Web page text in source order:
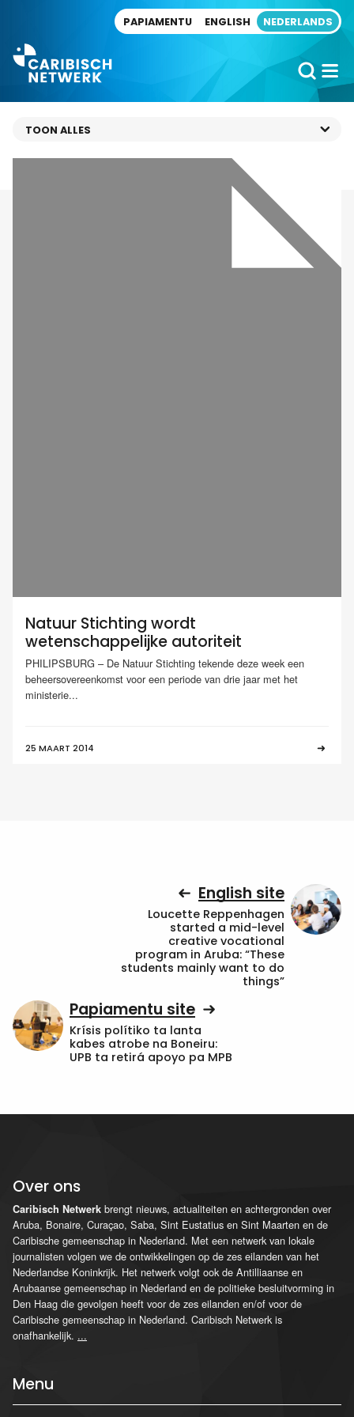
PAPIAMENTU ENGLISH NEDERLANDS
Natuur Stichting wordt
wetenschappelijke autoriteit
PHILIPSBURG – De Natuur Stichting tekende deze week een
beheersovereenkomst voor een periode van drie jaar met het
ministerie...
25 MAART 2014
English site
Loucette Reppenhagen
started a mid-level
creative vocational
program in Aruba: “These
students mainly want to do
things”
Papiamentu site
Krísis polítiko ta lanta
kabes atrobe na Boneiru:
UPB ta retirá apoyo pa MPB
Over ons
Caribisch Netwerk brengt nieuws, actualiteiten en achtergronden over
Aruba, Bonaire, Curaçao, Saba, Sint Eustatius en Sint Maarten en de
Caribische gemeenschap in Nederland. Met een netwerk van lokale
journalisten volgen we de ontwikkelingen op de zes eilanden van het
Nederlandse Koninkrijk. Het netwerk volgt ook de Antilliaanse en
Arubaanse gemeenschap in Nederland en de politieke besluitvorming in
Den Haag die gevolgen heeft voor de zes eilanden en/of voor de
Caribische gemeenschap in Nederland. Caribisch Netwerk is
onafhankelijk. ...
Menu